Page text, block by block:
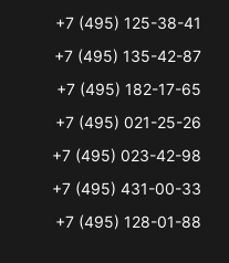
+7 (495) 125-38-41
+7 (495) 135-42-87
+7 (495) 182-17-65
+7 (495) 021-25-26
+7 (495) 023-42-98
+7 (495) 431-00-33
+7 (495) 128-01-88